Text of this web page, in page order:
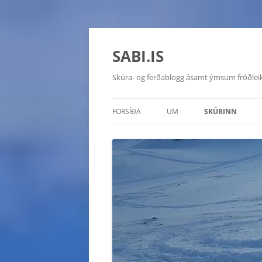
SABI.IS
Skúra- og ferðablogg ásamt ýmsum
FORSÍÐA UM SKÚRINN
CHEVROLET
HYUNDAI
SUZUKI VITARA